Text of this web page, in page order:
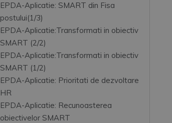
EPDA-Aplicatie: SMART din Fisa
postului(1/3)
EPDA-Aplicatie:Transformati in obiectiv
SMART (2/2)
EPDA-Aplicatie:Transformati in obiectiv
SMART (1/2)
EPDA-Aplicatie: Prioritati de dezvoltare
HR
EPDA-Aplicatie: Recunoasterea
obiectivelor SMART